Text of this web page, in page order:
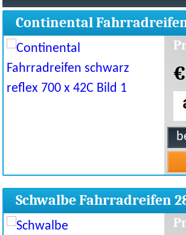
Continental
700 x 42C
Schwalbe Fahrradreifen
Drahtreifen